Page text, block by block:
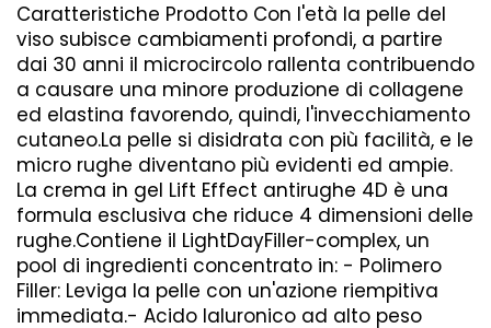
Caratteristiche Prodotto Con l'età la pelle del
viso subisce cambiamenti profondi, a partire
dai 30 anni il microcircolo rallenta contribuendo
a causare una minore produzione di collagene
ed elastina favorendo, quindi, l'invecchiamento
cutaneo.La pelle si disidrata con più facilità, e le
micro rughe diventano più evidenti ed ampie.
La crema in gel Lift Effect antirughe 4D è una
formula esclusiva che riduce 4 dimensioni delle
rughe.Contiene il LightDayFiller-complex, un
pool di ingredienti concentrato in: - Polimero
Filler: Leviga la pelle con un'azione riempitiva
immediata.- Acido Ialuronico ad alto peso